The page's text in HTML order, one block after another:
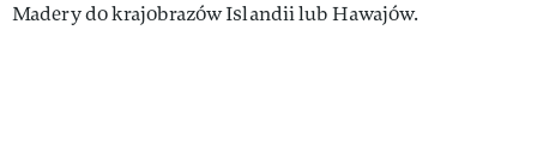
Madery do krajobrazów Islandii lub Hawajów.